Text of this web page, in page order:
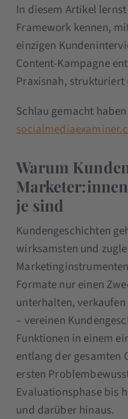
In diesem Artikel
Framework kennen,
einzigen
Content-Kampagne
Praxisnah,
Schlau gemacht
Warum
je sind
Kundengeschichten
wirksamsten und
Formate nur einen
unterhalten,
– vereinen
Funktionen in einem
entlang der gesamten
ersten
Evaluationsphase bis
und darüber hinaus.